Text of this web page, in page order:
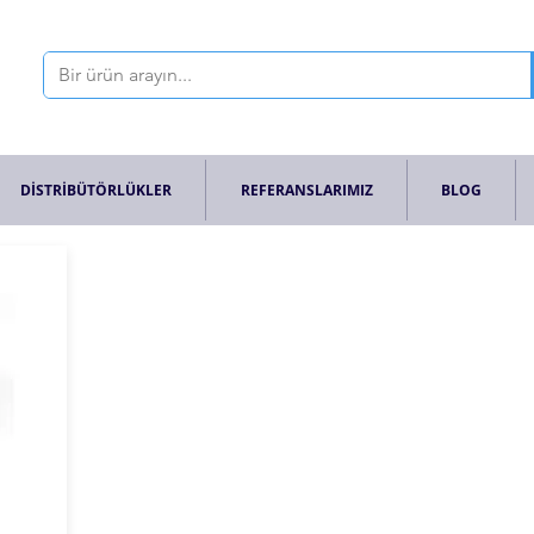
DİSTRİBÜTÖRLÜKLER REFERANSLARIMIZ BLOG